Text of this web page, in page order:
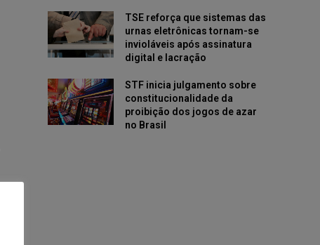
TSE reforça que sistemas das
urnas eletrônicas tornam-se
invioláveis após assinatura
digital e lacração
STF inicia julgamento sobre
constitucionalidade da
proibição dos jogos de azar
no Brasil